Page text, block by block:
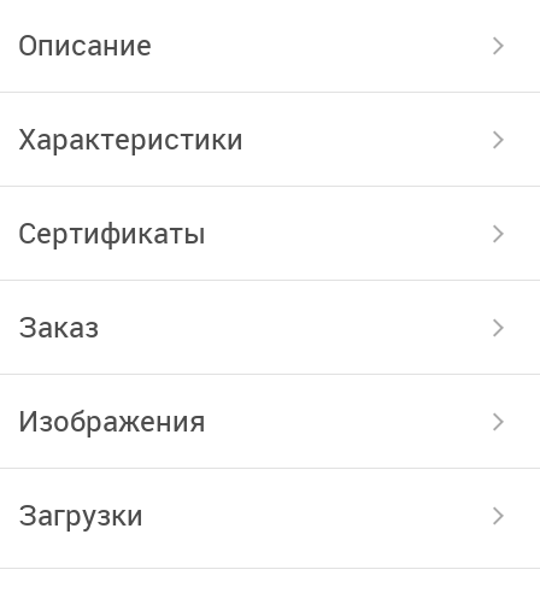
Описание
Характеристики
Сертификаты
Заказ
Изображения
Загрузки